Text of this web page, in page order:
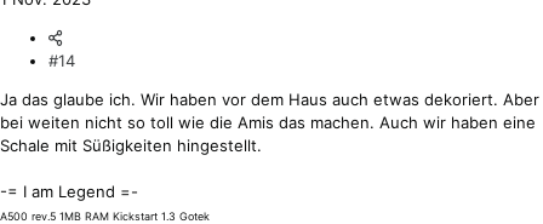
#14
Ja das glaube ich. Wir haben vor dem Haus auch etwas dekoriert. Aber
bei weiten nicht so toll wie die Amis das machen. Auch wir haben eine
Schale mit Süßigkeiten hingestellt.
-= I am Legend =-
A500 rev.5 1MB RAM Kickstart 1.3 Gotek